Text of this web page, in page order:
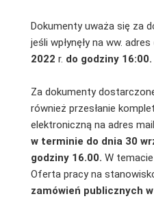
Dokumenty uważa się za
jeśli wpłynęły na ww. adres
2022 r. do godziny 16:00.
Za dokumenty
również przesłanie
elektroniczną na adres
w terminie do dnia 30
godziny 16.00. W
Oferta pracy na
zamówień publicznych w